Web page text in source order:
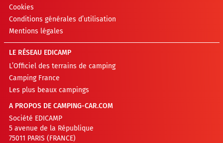
Cookies
Conditions générales d’utilisation
Mentions légales
LE RÉSEAU EDICAMP
L’Officiel des terrains de camping
Camping France
Les plus beaux campings
A PROPOS DE CAMPING-CAR.COM
Société EDICAMP
5 avenue de la République
75011 PARIS (FRANCE)